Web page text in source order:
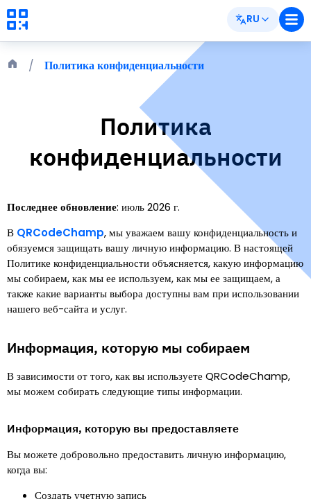
RU
Политика конфиденциальности
Политика
конфиденциальности
Последнее обновление: июль 2026 г.
В QRCodeChamp,мы уважаем вашу конфиденциальность и
обязуемся защищать вашу личную информацию. В настоящей
Политике конфиденциальности объясняется, какую информацию
мы собираем, как мы ее используем, как мы ее защищаем, а
также какие варианты выбора доступны вам при использовании
нашего веб-сайта и услуг.
Информация, которую мы собираем
В зависимости от того, как вы используете QRCodeChamp,
мы можем собирать следующие типы информации.
Информация, которую вы предоставляете
Вы можете добровольно предоставить личную информацию,
когда вы:
Создать учетную запись